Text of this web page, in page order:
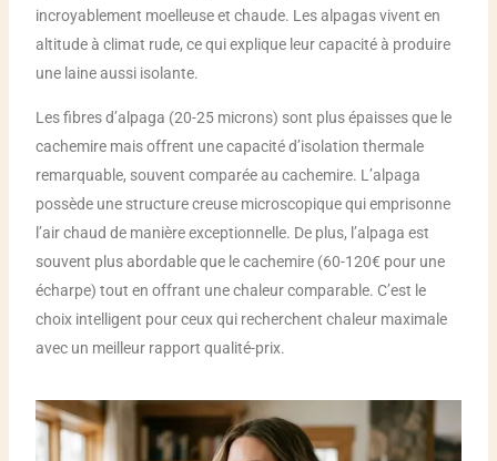
incroyablement moelleuse et chaude. Les alpagas vivent en
altitude à climat rude, ce qui explique leur capacité à produire
une laine aussi isolante.
Les fibres d’alpaga (20-25 microns) sont plus épaisses que le
cachemire mais offrent une capacité d’isolation thermale
remarquable, souvent comparée au cachemire. L’alpaga
possède une structure creuse microscopique qui emprisonne
l’air chaud de manière exceptionnelle. De plus, l’alpaga est
souvent plus abordable que le cachemire (60-120€ pour une
écharpe) tout en offrant une chaleur comparable. C’est le
choix intelligent pour ceux qui recherchent chaleur maximale
avec un meilleur rapport qualité-prix.